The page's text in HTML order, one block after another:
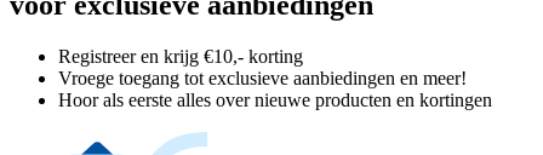
Registreer en krijg €10,- korting
Vroege toegang tot exclusieve aanbiedingen en meer!
Hoor als eerste alles over nieuwe producten en kortingen